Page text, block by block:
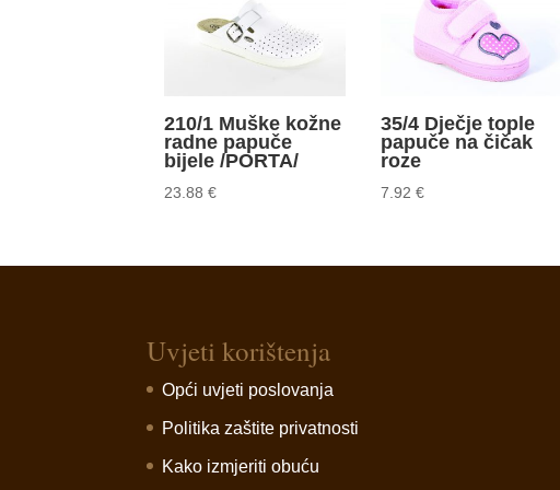
210/1 Muške kožne
radne papuče
bijele /PORTA/
23.88€
35/4 Dječje tople
papuče na čičak
roze
7.92€
Uvjeti korištenja
Opći uvjeti poslovanja
Politika zaštite privatnosti
Kako izmjeriti obuću